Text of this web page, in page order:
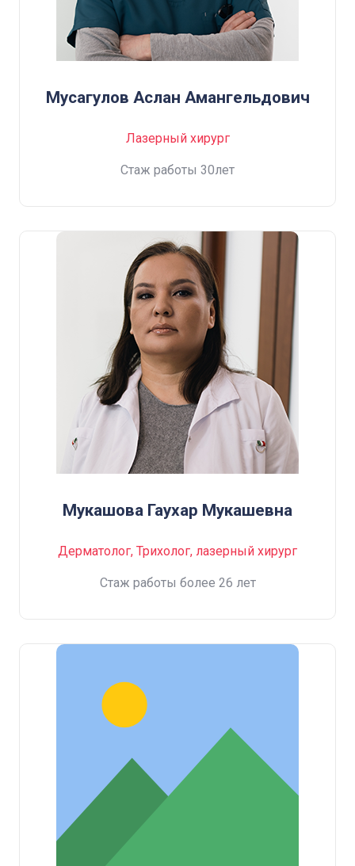
Мусагулов Аслан Амангельдович
Лазерный хирург
Стаж работы 30лет
Мукашова Гаухар Мукашевна
Дерматолог, Трихолог, лазерный хирург
Стаж работы более 26 лет